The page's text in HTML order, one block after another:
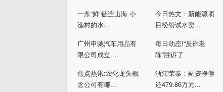
一条“鲜”链连山海 小
渔村的水...
今日热文：新能源项
目纷纷试水资...
广州申驰汽车用品有
限公司成立 ...
每日动态!“反诈老
陈”胜诉了
焦点热讯:农化龙头概
念公司有哪...
浙江荣泰：融资净偿
还479.86万元...